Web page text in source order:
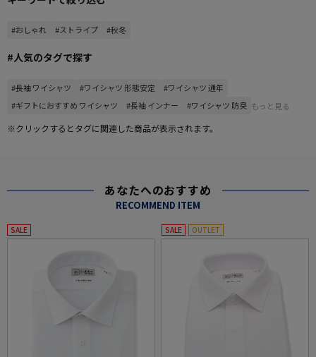
#おしゃれ #ストライプ #秋冬
#人気のタグで探す
#長袖 ワイシャツ #ワイシャツ 形態安定
#ワイシャツ 通年
#ギフトにおすすめ ワイシャツ
#長袖 インナー #ワイシャツ 防臭 もっと見る
※クリックするとタグに関連した商品が表示されます。
あなたへのおすすめ
RECOMMEND ITEM
SALE SALE OUTLET